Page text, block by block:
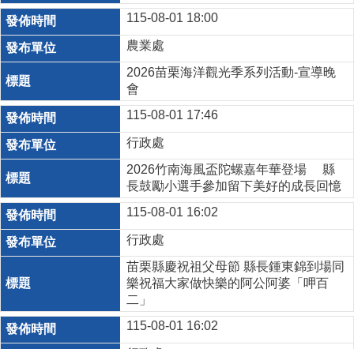
115-08-01 18:00
農業處
2026苗栗海洋觀光季系列活動-宣導晚
會
115-08-01 17:46
行政處
2026竹南海風盃陀螺嘉年華登場 縣
長鼓勵小選手參加留下美好的成長回憶
115-08-01 16:02
行政處
苗栗縣慶祝祖父母節 縣長鍾東錦到場同
樂祝福大家做快樂的阿公阿婆「呷百
二」
115-08-01 16:02